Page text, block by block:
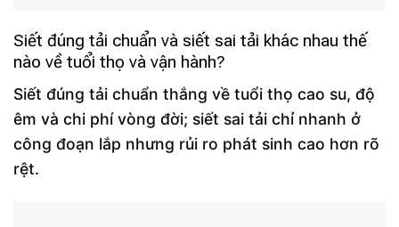
Siết đúng tải chuẩn và siết sai tải khác nhau thế
nào về tuổi thọ và vận hành?
Siết đúng tải chuẩn thắng về tuổi thọ cao su, độ
êm và chi phí vòng đời; siết sai tải chỉ nhanh ở
công đoạn lắp nhưng rủi ro phát sinh cao hơn rõ
rệt.